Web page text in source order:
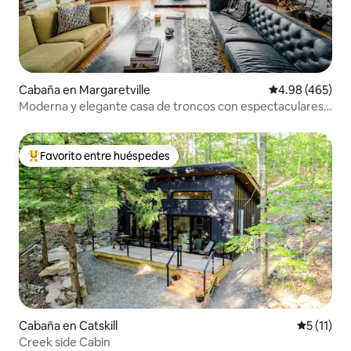
Cabaña en Margaretville Calificación
4.98 (465)
Moderna y elegante casa de troncos con espectaculares
Favorito entre huéspedes preferido
Favorito entre huéspedes
Cabaña en Catskill
5 (11)
Creek side Cabin